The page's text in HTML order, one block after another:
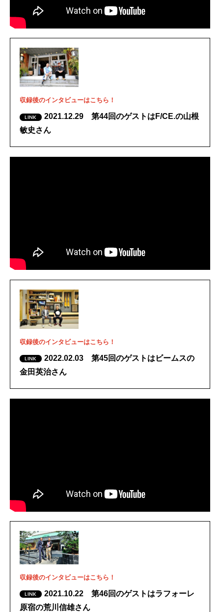
収録後のインタビューはこちら！
2021.12.29 第44回のゲストはF/CE.の山根
敏史さん
収録後のインタビューはこちら！
2022.02.03 第45回のゲストはビームスの
金田英治さん
収録後のインタビューはこちら！
2021.10.22 第46回のゲストはラフォーレ
原宿の荒川信雄さん